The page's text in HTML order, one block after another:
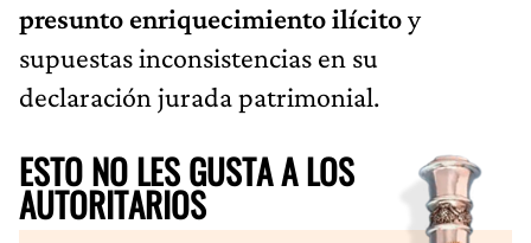
presunto enriquecimiento ilícitoy
supuestas inconsistencias en su
declaración jurada patrimonial.
ESTO NO LES GUSTA A LOS
AUTORITARIOS